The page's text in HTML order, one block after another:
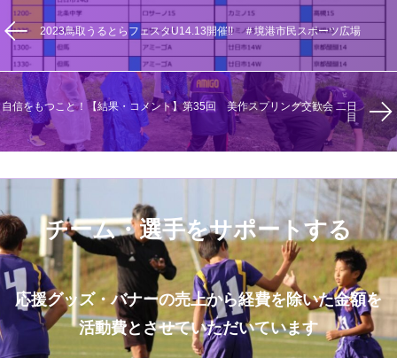
2023鳥取うるとらフェスタU14.13開催!! ＃境港市民スポーツ広場
自信をもつこと！【結果・コメント】第35回 美作スプリング交歓会 二日
目
チーム・選手をサポートする
応援グッズ・バナーの売上から経費を除いた金額を
活動費とさせていただいています